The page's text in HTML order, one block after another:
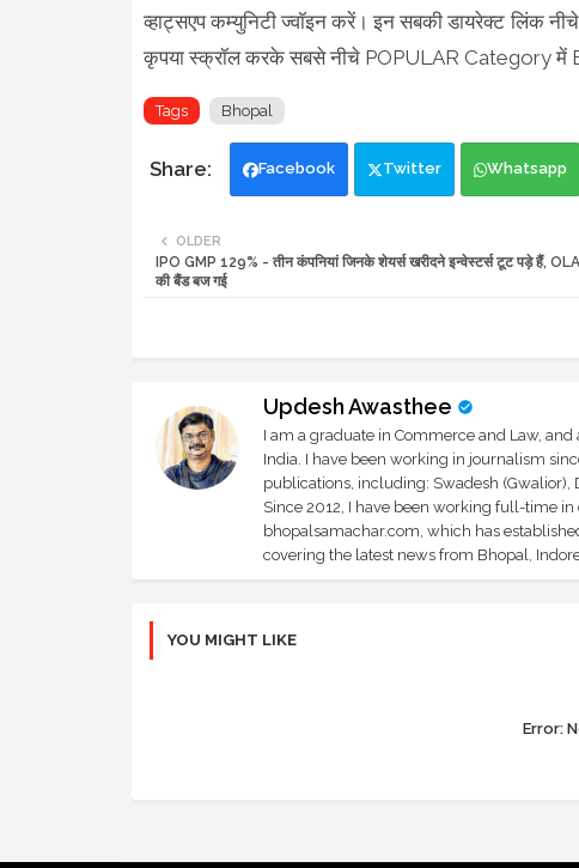
व्हाट्सएप कम्युनिटी ज्वॉइन करें। इन सबकी डायरेक्ट लिंक
कृपया स्क्रॉल करके सबसे नीचे POPULAR Category में
Tags Bhopal
Facebook Twitter Whatsapp
OLDER
IPO GMP 129% - तीन कंपनियां जिनके शेयर्स खरीदने इन्वेस्टर्स टूट पड़े हैं,
की बैंड बज गई
Updesh Awasthee
I am a graduate in Commerce and Law,
India. I have been working in journalism
publications, including: Swadesh (Gwalior),
Since 2012, I have been working full-time
bhopalsamachar.com, which has
covering the latest news from Bhopal,
YOU MIGHT LIKE
Error: